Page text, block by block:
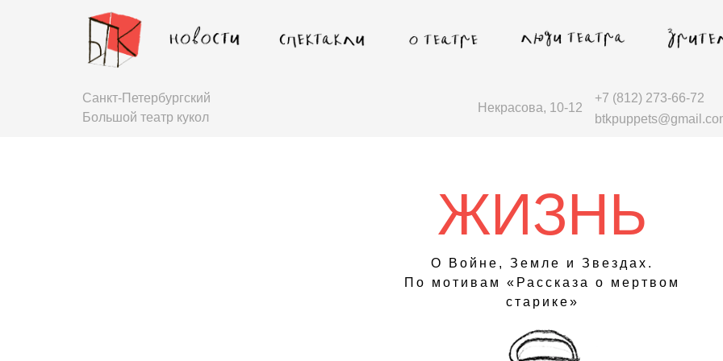
Некрасова, 10-12
+7 (812) 273-66-72
Санкт-Петербургский
Большой театр кукол
ЖИЗНЬ
О Войне, Земле и Звездах.
По мотивам «Рассказа о мертвом
старике»